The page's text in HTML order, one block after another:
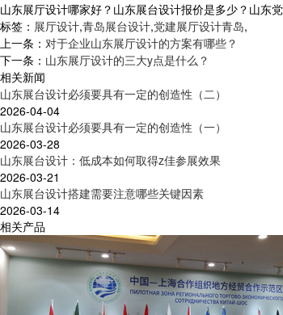
山东展厅设计哪家好？山东展台设计报价是多少？山东
标签： 展厅设计,青岛展台设计,党建展厅设计青岛,
上一条： 对于企业山东展厅设计的方案有哪些？
下一条： 山东展厅设计的三大y点是什么？
相关新闻
山东展台设计必须要具有一定的创造性（二）
2026-04-04
山东展台设计必须要具有一定的创造性（一）
2026-03-28
山东展台设计：低成本如何取得z佳参展效果
2026-03-21
山东展台设计搭建需要注意哪些关键因素
2026-03-14
相关产品